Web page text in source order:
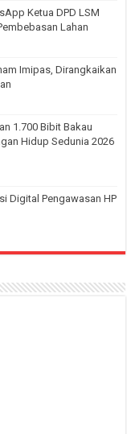
Ketua DPD LSM
Lahan
Imipas, Dirangkaikan
1.700 Bibit Bakau
Hidup Sedunia 2026
Digital Pengawasan HP